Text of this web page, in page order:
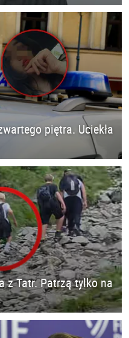
piętra. Uciekła
z Tatr. Patrzą tylko na